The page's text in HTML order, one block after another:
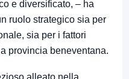
e diversificato, – ha
ruolo strategico sia per
sia per i fattori
provincia beneventana.